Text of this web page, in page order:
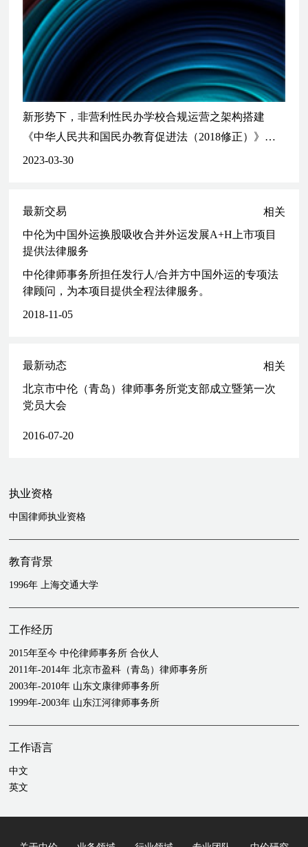
新形势下，非营利性民办学校合规运营之架构搭建
《中华人民共和国民办教育促进法（2018修正）》（以下简称新《民促法》）规定，除义务教育学段外，民办学校的举办者可以自主选择设立非营利性或者营利性民办学校。
2023-03-30
最新交易
相关
中伦为中国外运换股吸收合并外运发展A+H上市项目
提供法律服务
中伦律师事务所担任发行人/合并方中国外运的专项法
律顾问，为本项目提供全程法律服务。
2018-11-05
最新动态
相关
北京市中伦（青岛）律师事务所党支部成立暨第一次
党员大会
2016-07-20
执业资格
中国律师执业资格
教育背景
1996年 上海交通大学
工作经历
2015年至今 中伦律师事务所 合伙人
2011年-2014年 北京市盈科（青岛）律师事务所
2003年-2010年 山东文康律师事务所
1999年-2003年 山东江河律师事务所
工作语言
中文
英文